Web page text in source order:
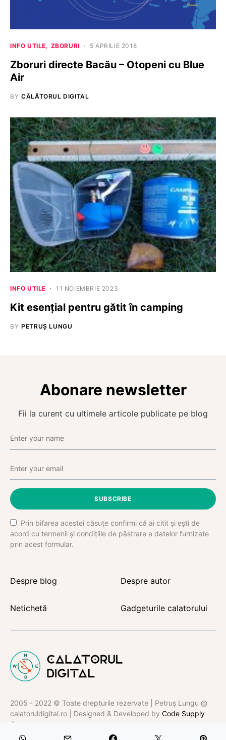
INFO UTILE ZBORURI 5 APRILIE 2018
Zboruri directe Bacău – Otopeni cu Blue
Air
BY CĂLĂTORUL DIGITAL
INFO UTILE 11 NOIEMBRIE 2023
Kit esențial pentru gătit în camping
BY PETRUȘ LUNGU
Abonare newsletter
Fii la curent cu ultimele articole publicate pe blog
SUBSCRIBE
Prin bifarea acestei căsuțe confirmi că ai citit și ești de
acord cu termenii și condițiile de păstrare a datelor furnizate
prin acest formular.
Despre blog Despre autor
Netichetă Gadgeturile calatorului
2005 - 2022 © Toate drepturile rezervate | Petruș Lungu @
calatoruldigital.ro | Designed & Developed by Code Supply
Co.